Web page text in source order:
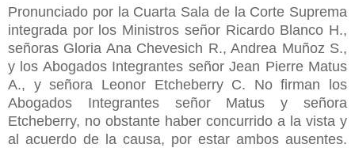
Pronunciado por la Cuarta Sala de la Corte Suprema
integrada por los Ministros señor Ricardo Blanco H.,
señoras Gloria Ana Chevesich R., Andrea Muñoz S.,
y los Abogados Integrantes señor Jean Pierre Matus
A., y señora Leonor Etcheberry C. No firman los
Abogados Integrantes señor Matus y señora
Etcheberry, no obstante haber concurrido a la vista y
al acuerdo de la causa, por estar ambos ausentes.